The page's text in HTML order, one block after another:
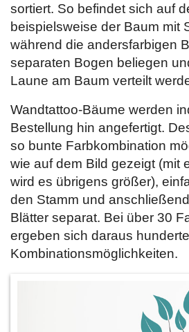
sortiert. So befindet sich auf
beispielsweise der Baum mit
während die andersfarbigen
separaten Bogen beliegen
Laune am Baum verteilt
Wandtattoo-Bäume werden
Bestellung hin angefertigt.
so bunte Farbkombination
wie auf dem Bild gezeigt (mit
wird es übrigens größer),
den Stamm und
Blätter separat. Bei über 30
ergeben sich daraus hunderte
Kombinationsmöglichkeiten.